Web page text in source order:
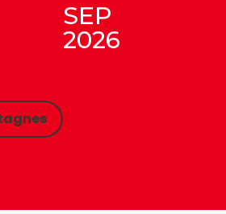
SEP
2026